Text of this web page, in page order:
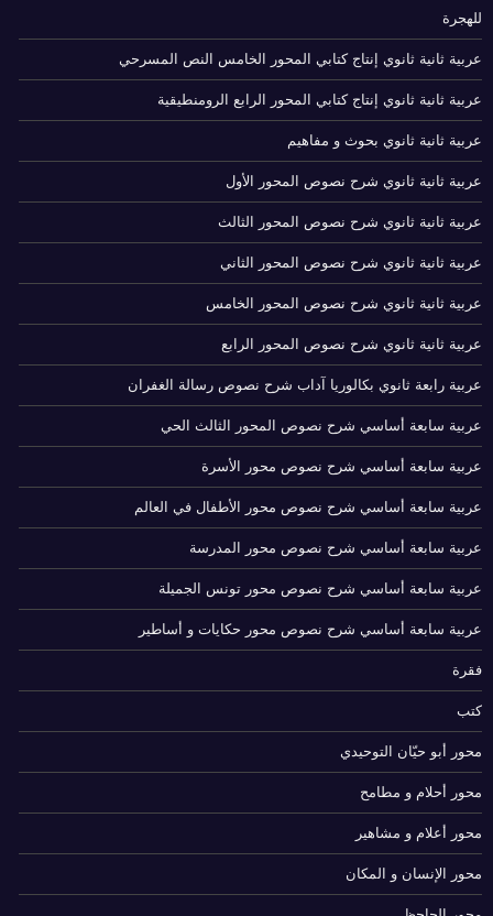
للهجرة
عربية ثانية ثانوي إنتاج كتابي المحور الخامس النص المسرحي
عربية ثانية ثانوي إنتاج كتابي المحور الرابع الرومنطيقية
عربية ثانية ثانوي بحوث و مفاهيم
عربية ثانية ثانوي شرح نصوص المحور الأول
عربية ثانية ثانوي شرح نصوص المحور الثالث
عربية ثانية ثانوي شرح نصوص المحور الثاني
عربية ثانية ثانوي شرح نصوص المحور الخامس
عربية ثانية ثانوي شرح نصوص المحور الرابع
عربية رابعة ثانوي بكالوريا آداب شرح نصوص رسالة الغفران
عربية سابعة أساسي شرح نصوص المحور الثالث الحي
عربية سابعة أساسي شرح نصوص محور الأسرة
عربية سابعة أساسي شرح نصوص محور الأطفال في العالم
عربية سابعة أساسي شرح نصوص محور المدرسة
عربية سابعة أساسي شرح نصوص محور تونس الجميلة
عربية سابعة أساسي شرح نصوص محور حكايات و أساطير
فقرة
كتب
محور أبو حيّان التوحيدي
محور أحلام و مطامح
محور أعلام و مشاهير
محور الإنسان و المكان